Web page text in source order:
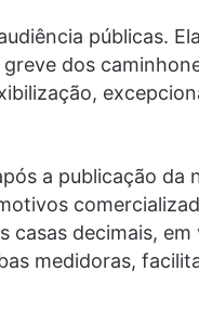
públicas.
dos
a publicação da
casas decimais,
medidoras,